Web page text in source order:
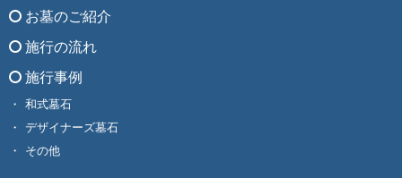
お墓のご紹介
施行の流れ
施行事例
和式墓石
デザイナーズ墓石
その他